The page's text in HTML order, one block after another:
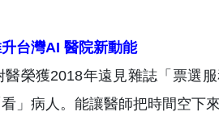
台灣AI 醫院新動能
醫榮獲2018年遠見雜誌「票選
」病人。能讓醫師把時間空下